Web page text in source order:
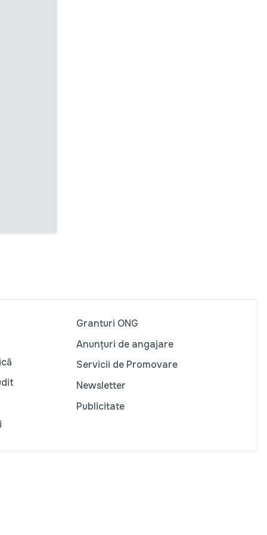
Granturi ONG
Anunțuri de angajare
Servicii de Promovare
Newsletter
Publicitate